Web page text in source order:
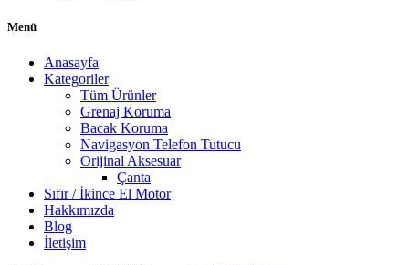
Menü
Anasayfa
Kategoriler
Tüm Ürünler
Grenaj Koruma
Bacak Koruma
Navigasyon Telefon Tutucu
Orijinal Aksesuar
Çanta
Sıfır / İkince El Motor
Hakkımızda
Blog
İletişim